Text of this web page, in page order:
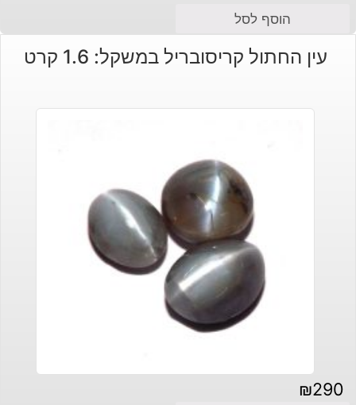
הוסף לסל
עין החתול קריסובריל במשקל: 1.6 קרט
₪290